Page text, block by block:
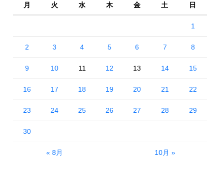
月 火 水 木 金 土 日
« 8月 10月 »
1
2 3 4 5 6 7 8
9 10 11 12 13 14 15
16 17 18 19 20 21 22
23 24 25 26 27 28 29
30